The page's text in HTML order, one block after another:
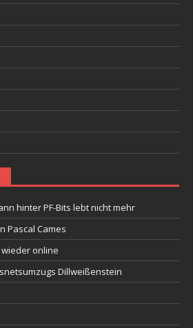
hinter PF-Bits lebt nicht mehr
Pascal Cames
online
Dillweißenstein